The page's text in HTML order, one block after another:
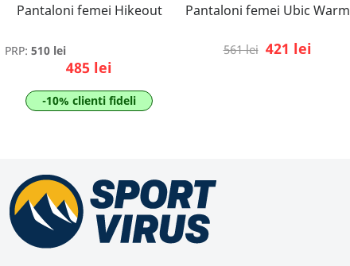
Pantaloni femei Hikeout
PRP: 510 lei
485 lei
-10% clienti fideli
Pantaloni femei Ubic Warm
561 lei 421 lei